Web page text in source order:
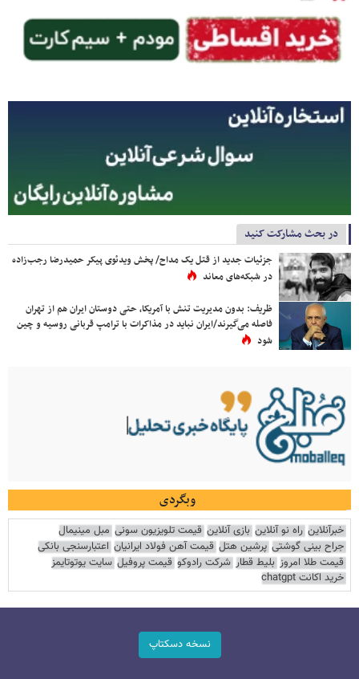
در بحث مشارکت کنید
جزئیات جدید از قتل یک مداح/ پخش ویدئوی پیکر حمیدرضا رجب‌زاده
در شبکه‌های معاند
ظریف: بدون مدیریت تنش با آمریکا، حتی دوستان ایران هم از تهران
فاصله می‌گیرند/ایران نباید در مذاکرات با ترامپ قربانی روسیه و چین
شود
وبگردی
خبرآنلاین راه نو آنلاین بازی آنلاین قیمت تلویزیون سونی مبل مینیمال
جراح بینی گوشتی پرشین هتل قیمت آهن فولاد ایرانیان اعتبارسنجی بانکی
قیمت طلا امروز بلیط قطار شرکت رادوکو قیمت پروفیل سایت یوتوتایمز
خرید اکانت chatgpt
نسخه دسکتاپ